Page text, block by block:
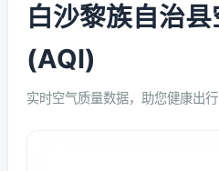
白沙黎族自治
(AQI)
实时空气质量数据，助您健康出行